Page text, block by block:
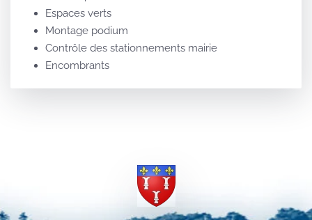
Espaces verts
Montage podium
Contrôle des stationnements mairie
Encombrants